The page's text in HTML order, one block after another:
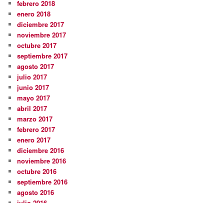
febrero 2018
enero 2018
diciembre 2017
noviembre 2017
octubre 2017
septiembre 2017
agosto 2017
julio 2017
junio 2017
mayo 2017
abril 2017
marzo 2017
febrero 2017
enero 2017
diciembre 2016
noviembre 2016
octubre 2016
septiembre 2016
agosto 2016